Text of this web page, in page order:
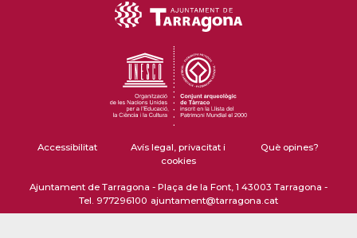
Accessibilitat
Avís legal, privacitat i
cookies
Què opines?
Ajuntament de Tarragona - Plaça de la Font, 1 43003 Tarragona -
Tel. 977296100 ajuntament@tarragona.cat